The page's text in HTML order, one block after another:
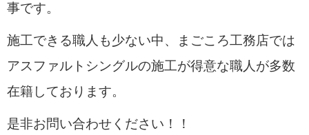
事です。
施工できる職人も少ない中、まごころ工務店では
アスファルトシングルの施工が得意な職人が多数
在籍しております。
是非お問い合わせください！！